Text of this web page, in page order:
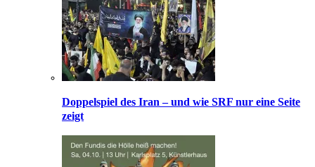
Doppelspiel des Iran – und wie SRF nur eine Seite
zeigt